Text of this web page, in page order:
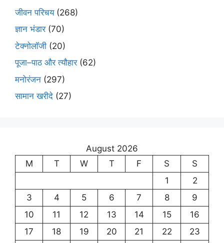
जीवन परिचय(268)
ज्ञान भंडार(70)
टेक्नोलॉजी (20)
पूजा–पाठ और त्यौहार(62)
मनोरंजन (297)
सामान खरीदे (27)
August 2026
M
T W T F S
S
1
2
3
4 5 6 7 8
9
10
11 12 13 14 15
16
17
18 19 20 21 22
23